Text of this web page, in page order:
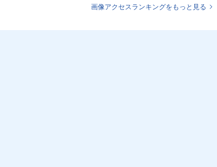
画像アクセスランキングをもっと見る